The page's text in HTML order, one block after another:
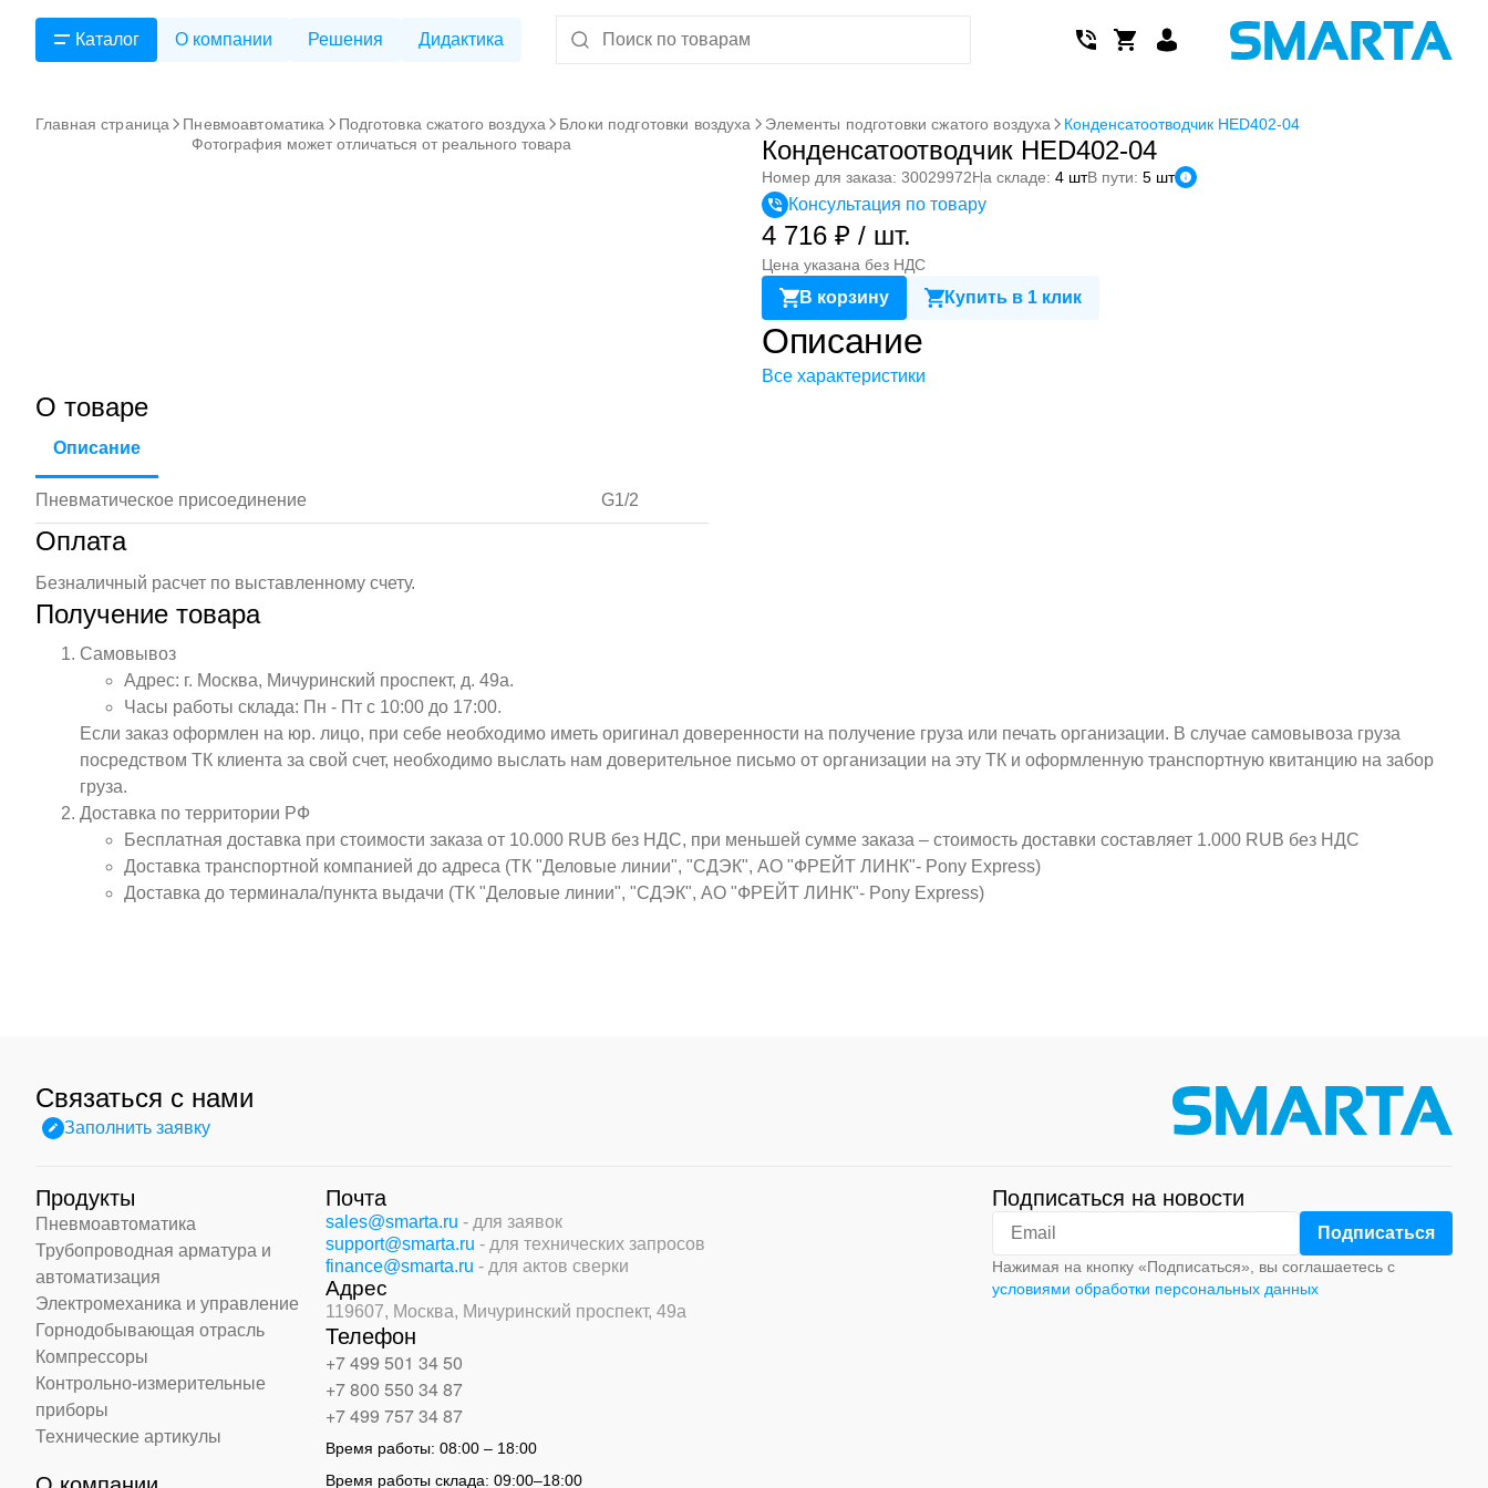
Каталог О компании Решения Дидактика
Главная страница Пневмоавтоматика Подготовка сжатого воздуха Блоки подготовки воздуха Элементы подготовки сжатого воздуха
Конденсатоотводчик HED402-04
Фотография может отличаться от реального товара
Конденсатоотводчик HED402-04
Номер для заказа: 30029972На складе: 4 штВ пути: 5 шт
Консультация по товару
4 716 ₽ / шт.
Цена указана без НДС
В корзину Купить в 1 клик
Описание
Все характеристики
О товаре
Описание
Пневматическое присоединение G1/2
Оплата
Безналичный расчет по выставленному счету.
Получение товара
Самовывоз
Адрес: г. Москва, Мичуринский проспект, д. 49а.
Часы работы склада: Пн - Пт с 10:00 до 17:00.
Если заказ оформлен на юр. лицо, при себе необходимо иметь оригинал доверенности на получение груза или печать организации. В случае самовывоза груза
посредством ТК клиента за свой счет, необходимо выслать нам доверительное письмо от организации на эту ТК и оформленную транспортную квитанцию на забор
груза.
Доставка по территории РФ
Бесплатная доставка при стоимости заказа от 10.000 RUB без НДС, при меньшей сумме заказа – стоимость доставки составляет 1.000 RUB без НДС
Доставка транспортной компанией до адреса (ТК "Деловые линии", "СДЭК", АО "ФРЕЙТ ЛИНК"- Pony Express)
Доставка до терминала/пункта выдачи (ТК "Деловые линии", "СДЭК", АО "ФРЕЙТ ЛИНК"- Pony Express)
Связаться с нами
Заполнить заявку
Продукты
Пневмоавтоматика
Трубопроводная арматура и
автоматизация
Электромеханика и управление
Горнодобывающая отрасль
Компрессоры
Контрольно-измерительные
приборы
Технические артикулы
Почта
sales@smarta.ru - для заявок
support@smarta.ru - для технических запросов
finance@smarta.ru - для актов сверки
Адрес
119607, Москва, Мичуринский проспект, 49а
Телефон
+7 499 501 34 50
+7 800 550 34 87
+7 499 757 34 87
Время работы:08:00 – 18:00
Время работы склада:09:00–18:00
Подписаться на новости
Нажимая на кнопку «Подписаться», вы соглашаетесь с
условиями обработки персональных данных